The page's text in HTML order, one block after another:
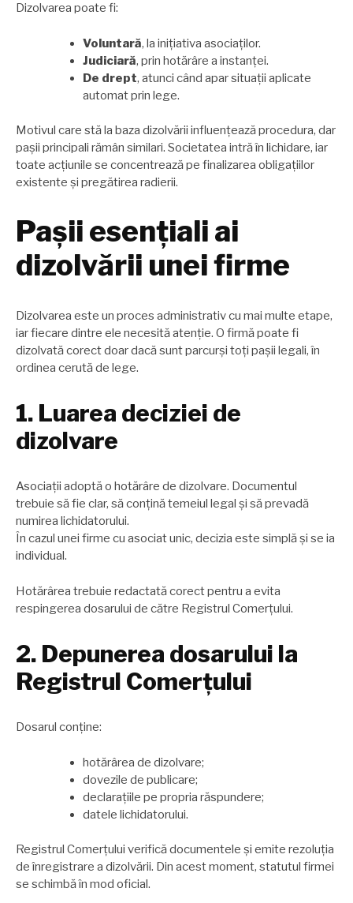
Dizolvarea poate fi:
Voluntară, la inițiativa asociaților.
Judiciară, prin hotărâre a instanței.
De drept, atunci când apar situații aplicate
automat prin lege.
Motivul care stă la baza dizolvării influențează procedura, dar
pașii principali rămân similari. Societatea intră în lichidare, iar
toate acțiunile se concentrează pe finalizarea obligațiilor
existente și pregătirea radierii.
Pașii esențiali ai
dizolvării unei firme
Dizolvarea este un proces administrativ cu mai multe etape,
iar fiecare dintre ele necesită atenție. O firmă poate fi
dizolvată corect doar dacă sunt parcurși toți pașii legali, în
ordinea cerută de lege.
1. Luarea deciziei de
dizolvare
Asociații adoptă o hotărâre de dizolvare. Documentul
trebuie să fie clar, să conțină temeiul legal și să prevadă
numirea lichidatorului.
În cazul unei firme cu asociat unic, decizia este simplă și se ia
individual.
Hotărârea trebuie redactată corect pentru a evita
respingerea dosarului de către Registrul Comerțului.
2. Depunerea dosarului la
Registrul Comerțului
Dosarul conține:
hotărârea de dizolvare;
dovezile de publicare;
declarațiile pe propria răspundere;
datele lichidatorului.
Registrul Comerțului verifică documentele și emite rezoluția
de înregistrare a dizolvării. Din acest moment, statutul firmei
se schimbă în mod oficial.